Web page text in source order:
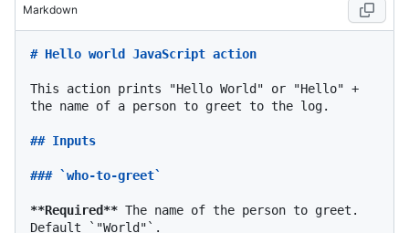
Markdown
# Hello world JavaScript action
This action prints "Hello World" or "Hello" +
the name of a person to greet to the log.
## Inputs
### `who-to-greet`
**Required** The name of the person to greet.
Default
`"World"` .